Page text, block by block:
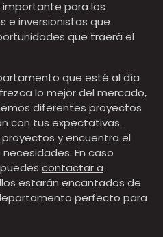
para los
e inversionistas que
que traerá el
que esté al día
lo mejor del mercado,
diferentes proyectos
con tus expectativas.
y encuentra el
En caso
contactar a
estarán encantados de
perfecto para